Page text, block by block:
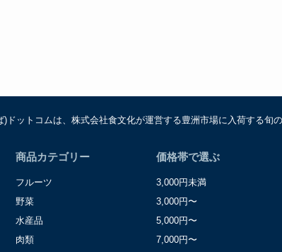
)ドットコムは、株式会社食文化が運営する豊洲市場に入荷する旬
商品カテゴリー
フルーツ
野菜
水産品
肉類
価格帯で選ぶ
3,000円未満
3,000円〜
5,000円〜
7,000円〜